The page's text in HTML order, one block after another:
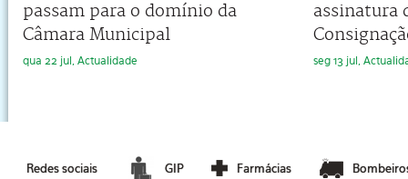
passam para o domínio da
Câmara Municipal
qua 22 jul, Actualidade
assinatura
seg 13 jul,
Redes sociais GIP Farmácias